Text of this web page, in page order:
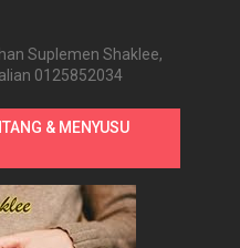
Suplemen Shaklee,
0125852034
& MENYUSU